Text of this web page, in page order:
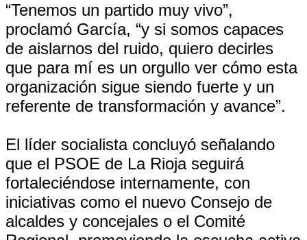
“Tenemos un partido muy vivo”,
proclamó García, “y si somos capaces
de aislarnos del ruido, quiero decirles
que para mí es un orgullo ver cómo esta
organización sigue siendo fuerte y un
referente de transformación y avance”.
El líder socialista concluyó señalando
que el PSOE de La Rioja seguirá
fortaleciéndose internamente, con
iniciativas como el nuevo Consejo de
alcaldes y concejales o el Comité